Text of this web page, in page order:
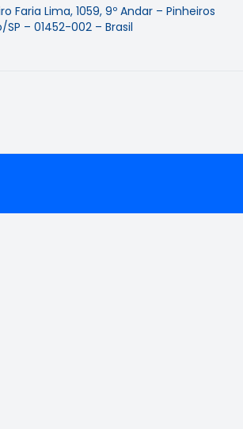
Faria Lima, 1059, 9º Andar – Pinheiros
SP – 01452-002 – Brasil